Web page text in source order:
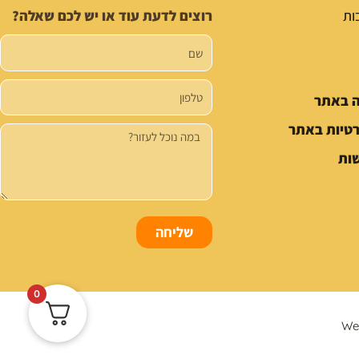
באתר
באתר
רוצים לדעת עוד או יש לכם שאלה?
שם
טלפון
הודעה
שליחה
0